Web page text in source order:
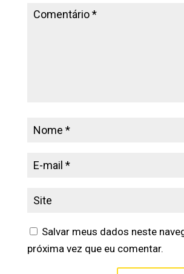
Salvar meus dados neste
próxima vez que eu comentar.